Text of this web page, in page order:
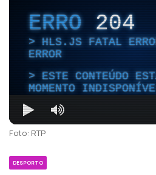
ERRO204
HLS.JS FATAL
ERROR
ESTE CONTEÚDO
MOMENTO
Foto: RTP
DESPORTO